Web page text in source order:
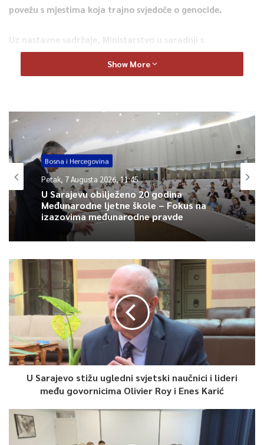
povežu s mjestima koja trajno svjedoče o genocide.
Uz nastavne sadržaje, Ministarstvo u saradnji s
Memorijalnim centrom Srebrenica organizuje i studijske
posjete učenika i učenica Memorijalnom centru Potočari.
0
Article Rating
Show More
Bosna i Hercegovina
Petak, 7 Augusta 2026, 11:45
U Sarajevu obilježeno 20 godina
Međunarodne ljetne škole – Fokus na
izazovima međunarodne pravde
U Sarajevo stižu ugledni svjetski naučnici i lideri
među govornicima Olivier Roy i Enes Karić